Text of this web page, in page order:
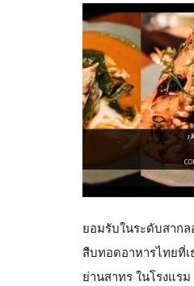
ยอมรับในระดับสาก
สืบทอดอาหารไทยที่
ย่านสาทร ในโรงแร